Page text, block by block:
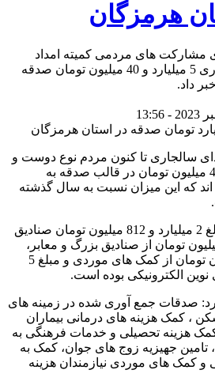
هرمزگان
های مردمی کمیته امداد
استان هرمزگان از جمع آوری 5 میلیارد و 40 میلیون تومان صدقه
داد.
سالجاری تا کنون مردم نوع دوست و
خیرین مبلغ پنج میلیارد و 40 میلیون تومان در قالب صدقه به
که این میزان نسبت به سال گذشته
وی افزود: از این میزان مبلغ 2 میلیارد و 812 میلیون تومان صنادیق
خانگی ، مبلغ 829 میلیون تومان از صنادیق بزرگ و معابر،
مبلغ 1 میلیارد و 394 میلیون تومان از کمک های موردی و مبلغ 5
الکترونیکی بوده است.
صدقات جمع آوری شده در زمینه های
، کمک هزینه های درمانی بیماران
هزینه تحصیلی و خدمات فرهنگی به
تامین جهیزیه زوج های جوان، کمک به
و کمک های موردی نیازمندان هزینه